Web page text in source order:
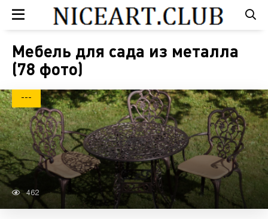
Мебель для сада из металла
(78 фото)
---
462